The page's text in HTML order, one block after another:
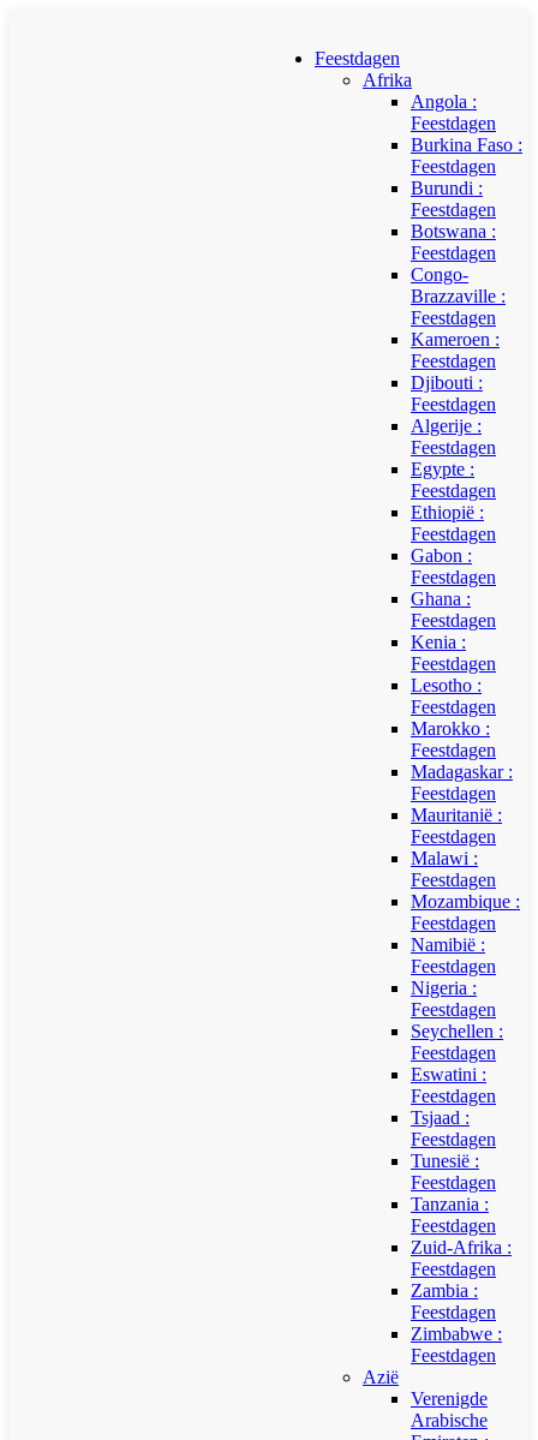
Feestdagen
Afrika
Angola :
Feestdagen
Burkina Faso :
Feestdagen
Burundi :
Feestdagen
Botswana :
Feestdagen
Congo-
Brazzaville :
Feestdagen
Kameroen :
Feestdagen
Djibouti :
Feestdagen
Algerije :
Feestdagen
Egypte :
Feestdagen
Ethiopië :
Feestdagen
Gabon :
Feestdagen
Ghana :
Feestdagen
Kenia :
Feestdagen
Lesotho :
Feestdagen
Marokko :
Feestdagen
Madagaskar :
Feestdagen
Mauritanië :
Feestdagen
Malawi :
Feestdagen
Mozambique :
Feestdagen
Namibië :
Feestdagen
Nigeria :
Feestdagen
Seychellen :
Feestdagen
Eswatini :
Feestdagen
Tsjaad :
Feestdagen
Tunesië :
Feestdagen
Tanzania :
Feestdagen
Zuid-Afrika :
Feestdagen
Zambia :
Feestdagen
Zimbabwe :
Feestdagen
Azië
Verenigde
Arabische